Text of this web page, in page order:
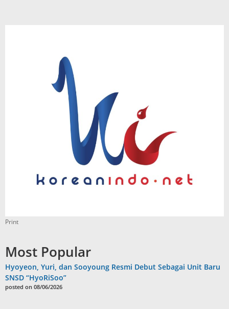
Print
Most Popular
Hyoyeon, Yuri, dan Sooyoung Resmi Debut Sebagai Unit Baru
SNSD “HyoRiSoo”
posted on 08/06/2026